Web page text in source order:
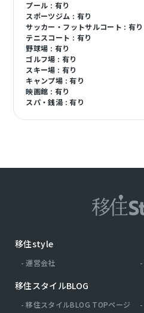
プール : 有り
スポーツジム : 有り
サッカー・フットサルコート : 有り
テニスコート : 有り
野球場 : 有り
ゴルフ場 : 有り
スキー場 : 有り
キャンプ場 : 有り
映画館 : 有り
スパ・銭湯 : 有り
移住style
運営会社
移住スタイルBLOG
移住スタイルBLOG TOPページ